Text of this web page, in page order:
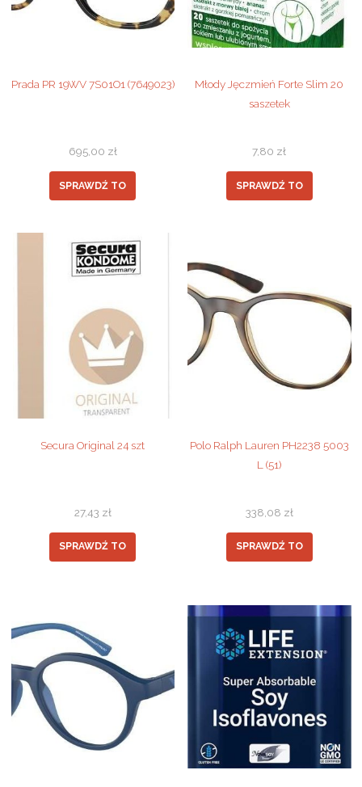
Prada PR 19WV 7S01O1 (7649023)
695,00 zł
SPRAWDŹ TO
Młody Jęczmień Forte Slim 20
saszetek
7,80 zł
SPRAWDŹ TO
Secura Original 24 szt
27,43 zł
SPRAWDŹ TO
Polo Ralph Lauren PH2238 5003
L (51)
338,08 zł
SPRAWDŹ TO